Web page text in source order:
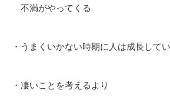
不満がやってくる
・うまくいかない時期に人は成長して
・凄いことを考えるより